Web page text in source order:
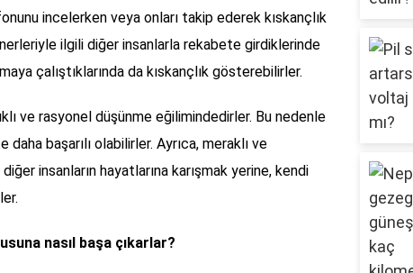
incelerken veya onları takip ederek kıskançlık
ilgili diğer insanlarla rekabete girdiklerinde
çalıştıklarında da kıskançlık gösterebilirler.
ve rasyonel düşünme eğilimindedirler. Bu nedenle
başarılı olabilirler. Ayrıca, meraklı ve
insanların hayatlarına karışmak yerine, kendi
nasıl başa çıkarlar?